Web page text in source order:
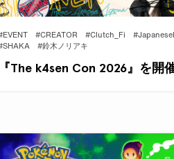
#CREATOR #Clutch_Fi
#鈴木ノリアキ
『The k4sen Con 2026』を開